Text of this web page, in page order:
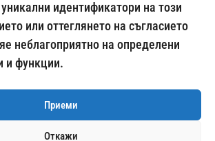
идентификатори на този
или оттеглянето на съгласието
неблагоприятно на определени
и функции.
Приеми
Откажи
на плащане: